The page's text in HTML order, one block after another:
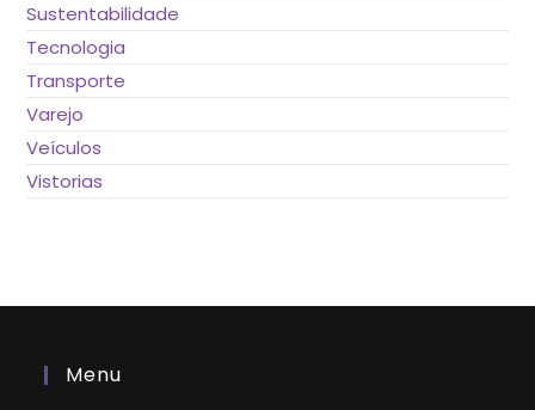
Sustentabilidade
Tecnologia
Transporte
Varejo
Veículos
Vistorias
Menu